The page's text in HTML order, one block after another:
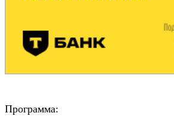
Программа: